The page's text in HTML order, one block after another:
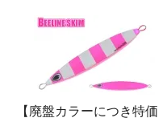
【廃盤カラーにつき特価